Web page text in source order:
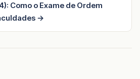
Como o Exame de Ordem
→